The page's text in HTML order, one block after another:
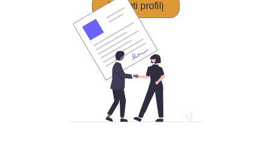
Perimti profilį